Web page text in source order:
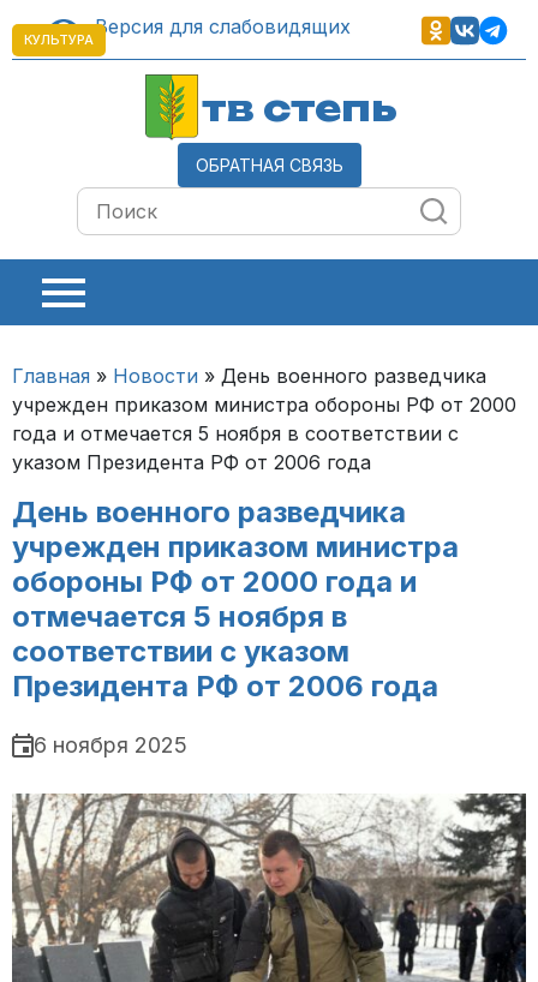
Версия для слабовидящих
тв степь
ОБРАТНАЯ СВЯЗЬ
Главная » Новости » День военного разведчика
учрежден приказом министра обороны РФ от 2000
года и отмечается 5 ноября в соответствии с
указом Президента РФ от 2006 года
День военного разведчика
учрежден приказом министра
обороны РФ от 2000 года и
отмечается 5 ноября в
соответствии с указом
Президента РФ от 2006 года
КУЛЬТУРА
6 ноября 2025